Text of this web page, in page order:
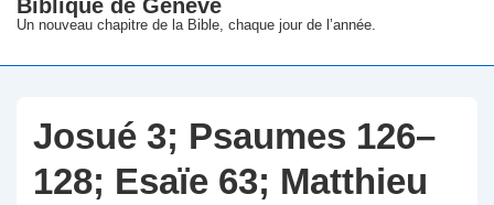
principal
Biblique de Genève
Un nouveau chapitre de la Bible, chaque jour de l’année.
Josué 3; Psaumes 126–
128; Esaïe 63; Matthieu